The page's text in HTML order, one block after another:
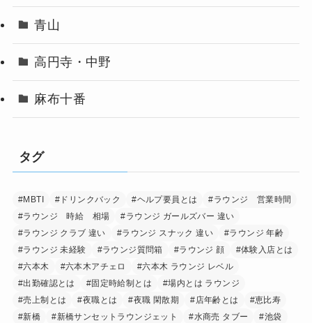
青山
高円寺・中野
麻布十番
タグ
#MBTI #ドリンクバック #ヘルプ要員とは
#ラウンジ 営業時間
#ラウンジ 時給 相場
#ラウンジ ガールズバー 違い
#ラウンジ クラブ 違い
#ラウンジ スナック 違い
#ラウンジ 年齢
#ラウンジ 未経験
#ラウンジ質問箱 #ラウンジ 顔
#体験入店とは
#六本木
#六本木アチェロ
#六本木 ラウンジ レベル
#出勤確認とは
#固定時給制とは
#場内とは ラウンジ
#売上制とは
#夜職とは #夜職 閑散期 #店年齢とは
#恵比寿
#新橋
#新橋サンセットラウンジェット #水商売 タブー
#池袋